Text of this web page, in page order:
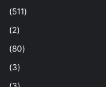
(511)
(2)
(80)
(3)